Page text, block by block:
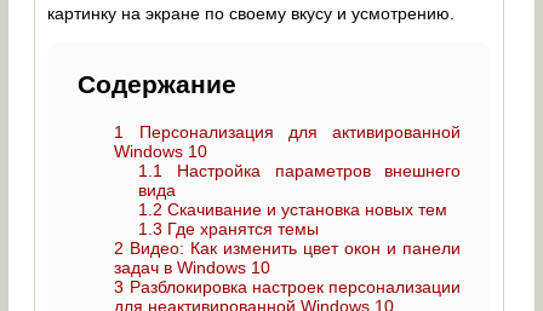
картинку на экране по своему вкусу и усмотрению.
Содержание
1
Персонализация для активированной
Windows 10
1.1
Настройка параметров внешнего
вида
1.2 Скачивание и установка новых тем
1.3 Где хранятся темы
2 Видео: Как изменить цвет окон и панели
задач в Windows 10
3 Разблокировка настроек персонализации
для неактивированной Windows 10